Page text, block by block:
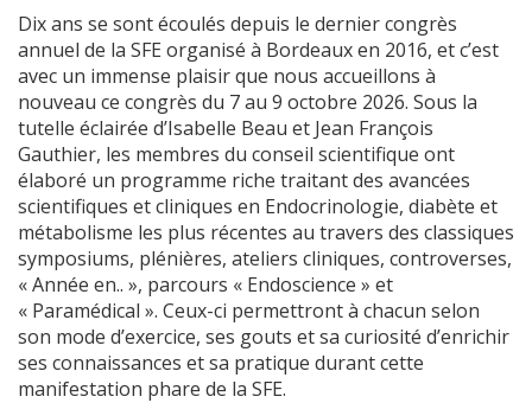
Dix ans se sont écoulés depuis le dernier congrès
annuel de la SFE organisé à Bordeaux en 2016, et c’est
avec un immense plaisir que nous accueillons à
nouveau ce congrès du 7 au 9 octobre 2026. Sous la
tutelle éclairée d’Isabelle Beau et Jean François
Gauthier, les membres du conseil scientifique ont
élaboré un programme riche traitant des avancées
scientifiques et cliniques en Endocrinologie, diabète et
métabolisme les plus récentes au travers des classiques
symposiums, plénières, ateliers cliniques, controverses,
« Année en.. », parcours « Endoscience » et
« Paramédical ». Ceux-ci permettront à chacun selon
son mode d’exercice, ses gouts et sa curiosité d’enrichir
ses connaissances et sa pratique durant cette
manifestation phare de la SFE.